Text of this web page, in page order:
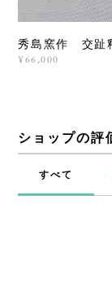
秀島窯作 交
¥66,000
ショップの評
すべて